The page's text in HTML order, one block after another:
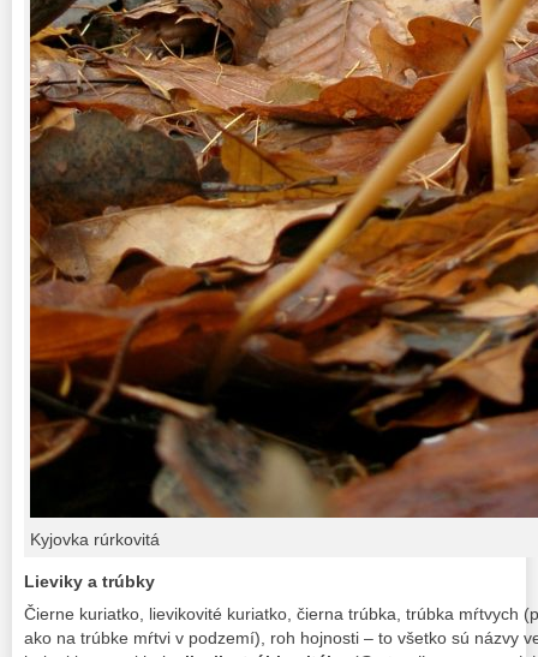
Kyjovka rúrkovitá
Lieviky a trúbky
Čierne kuriatko, lievikovité kuriatko, čierna trúbka, trúbka mŕtvych
ako na trúbke mŕtvi v podzemí), roh hojnosti – to všetko sú názvy